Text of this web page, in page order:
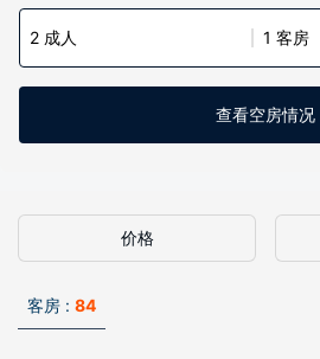
2 成人 1 客房
查看空房情况
价格
客房 : 84